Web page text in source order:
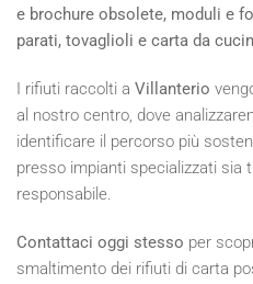
e brochure obsolete, moduli e
parati, tovaglioli e carta da
I rifiuti raccolti a Villanterio
al nostro centro, dove
identificare il percorso più
presso impianti specializzati sia
responsabile.
Contattaci oggi stesso per
smaltimento dei rifiuti di carta